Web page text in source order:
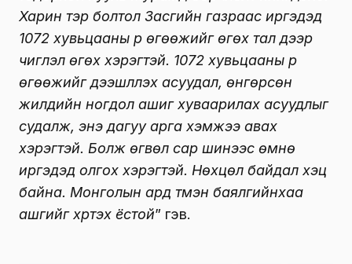
Харин тэр болтол Засгийн газраас иргэдэд
1072 хувьцааны үр өгөөжийг өгөх тал дээр
чиглэл өгөх хэрэгтэй. 1072 хувьцааны үр
өгөөжийг дээшлүүлэх асуудал, өнгөрсөн
жилүүдийн ногдол ашиг хуваарилах асуудлыг
судалж, энэ дагуу арга хэмжээ авах
хэрэгтэй. Болж өгвөл сар шинээс өмнө
иргэдэд олгох хэрэгтэй. Нөхцөл байдал хэцүү
байна. Монголын ард түмэн баялгийнхаа
ашгийг хүртэх ёстой” гэв.